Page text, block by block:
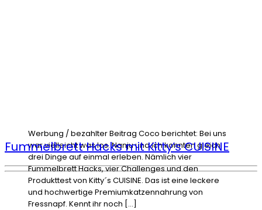
Werbung / bezahlter Beitrag Coco berichtet: Bei uns
war vielleicht was los. Nanju und ich konnten gleich
drei Dinge auf einmal erleben. Nämlich vier
Fummelbrett Hacks, vier Challenges und den
Produkttest von Kitty´s CUISINE. Das ist eine leckere
und hochwertige Premiumkatzennahrung von
Fressnapf. Kennt ihr noch […]
Fummelbrett Hacks mit Kitty’s CUISINE